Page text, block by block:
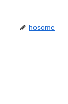
hosome